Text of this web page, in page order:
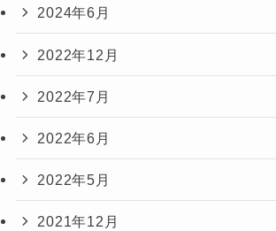
2024年6月
2022年12月
2022年7月
2022年6月
2022年5月
2021年12月